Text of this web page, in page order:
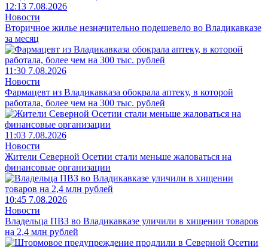
12:13 7.08.2026
Новости
Вторичное жилье незначительно подешевело во Владикавказе
за месяц
11:30 7.08.2026
Новости
Фармацевт из Владикавказа обокрала аптеку, в которой
работала, более чем на 300 тыс. рублей
11:03 7.08.2026
Новости
Жители Северной Осетии стали меньше жаловаться на
финансовые организации
10:45 7.08.2026
Новости
Владельца ПВЗ во Владикавказе уличили в хищении товаров
на 2,4 млн рублей